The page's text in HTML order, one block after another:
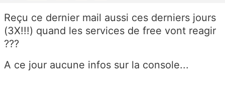
Reçu ce dernier mail aussi ces derniers jours
(3X!!!) quand les services de free vont reagir
???
A ce jour aucune infos sur la console...